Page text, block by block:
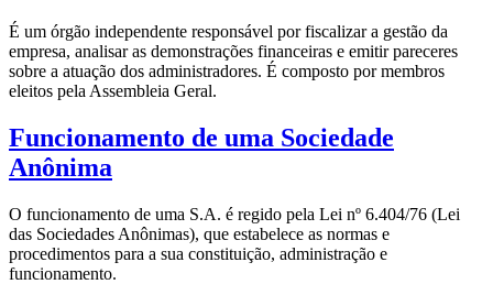
É um órgão independente responsável por fiscalizar a gestão da
empresa, analisar as demonstrações financeiras e emitir pareceres
sobre a atuação dos administradores. É composto por membros
eleitos pela Assembleia Geral.
Funcionamento de uma Sociedade
Anônima
O funcionamento de uma S.A. é regido pela Lei nº 6.404/76 (Lei
das Sociedades Anônimas), que estabelece as normas e
procedimentos para a sua constituição, administração e
funcionamento.